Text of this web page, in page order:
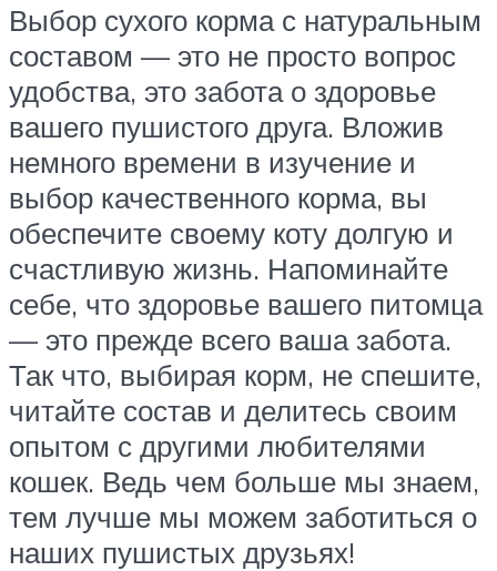
Выбор сухого корма с натуральным
составом — это не просто вопрос
удобства, это забота о здоровье
вашего пушистого друга. Вложив
немного времени в изучение и
выбор качественного корма, вы
обеспечите своему коту долгую и
счастливую жизнь. Напоминайте
себе, что здоровье вашего питомца
— это прежде всего ваша забота.
Так что, выбирая корм, не спешите,
читайте состав и делитесь своим
опытом с другими любителями
кошек. Ведь чем больше мы знаем,
тем лучше мы можем заботиться о
наших пушистых друзьях!